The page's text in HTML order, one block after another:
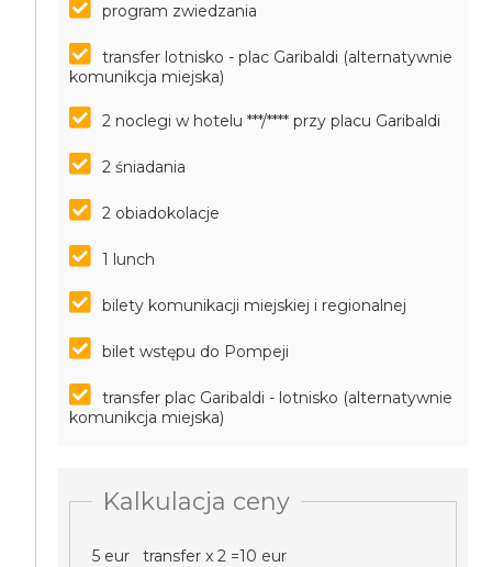
program zwiedzania
transfer lotnisko - plac Garibaldi (alternatywnie
komunikcja miejska)
2 noclegi w hotelu ***/**** przy placu Garibaldi
2 śniadania
2 obiadokolacje
1 lunch
bilety komunikacji miejskiej i regionalnej
bilet wstępu do Pompeji
transfer plac Garibaldi - lotnisko (alternatywnie
komunikcja miejska)
Kalkulacja ceny
5 eur transfer x 2 =10 eur